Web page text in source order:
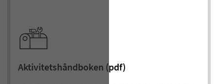
Aktivitetshåndboken (pdf)